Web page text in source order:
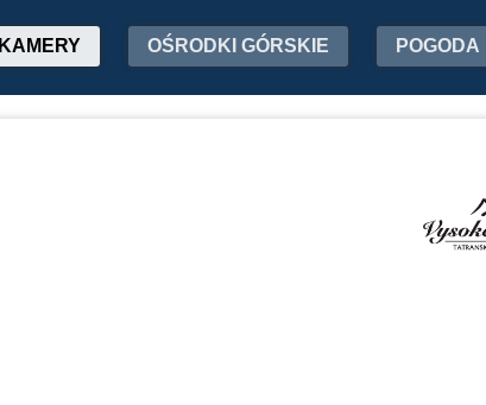
KAMERY OŚRODKI GÓRSKIE POGODA